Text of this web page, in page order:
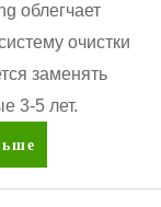
облегчает
очистки
заменять
3-5 лет.